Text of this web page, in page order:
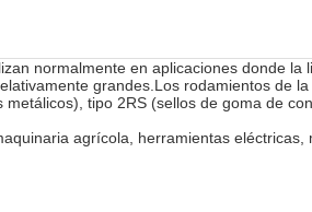
normalmente en aplicaciones donde la
grandes.Los rodamientos de
tipo 2RS (sellos de goma de
agrícola, herramientas eléctricas,